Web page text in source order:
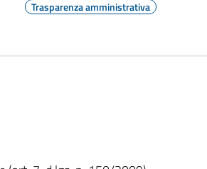
Trasparenza amministrativa